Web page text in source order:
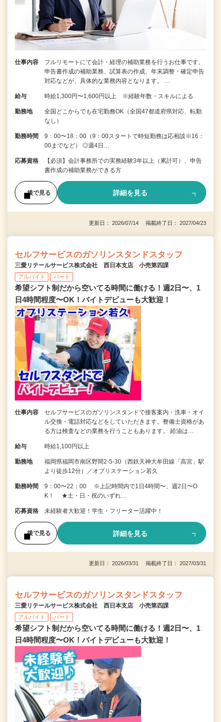
仕事内容
フルリモートにて会計・経理の補助業務を行うお仕事です。
申告書作成の補助業務、試算表の作成、年末調整・確定申告
対応などが、具体的な業務内容となります。 …
給与 時給1,300円〜1,600円以上 ※経験年数・スキルによる
勤務地
全国どこからでも在宅勤務OK（全国47都道府県対応、転勤
なし）
勤務時間
9：00〜18：00（9：00スタートで時短勤務は応相談※16：
00までなど） ◎週4日…
応募資格
【必須】会計事務所での実務経験3年以上（累計可）、申告
書作成の補助業務ができる方
後で見る 詳細を見る
更新日： 2026/07/14 掲載終了日： 2027/04/23
セルフサービスのガソリンスタンドスタッフ
三愛リテールサービス株式会社 西日本支店 小売第四課
アルバイト パート
希望シフト制だから空いてる時間に働ける！週2日〜、1
日4時間程度〜OK！バイトデビューも大歓迎！
仕事内容
セルフサービスのガソリンスタンドで接客案内・洗車・オイ
ル交換・電話対応などをしていただきます。整備士資格があ
る方は検査などの業務を行うこともあります。 給油は…
給与 時給1,100円以上
勤務地
福岡県福岡市南区野間2-5-30（西鉄天神大牟田線「高宮」駅
より徒歩12分）／オブリステーション若久
勤務時間
9：00〜22：00 ※上記時間内で1日4時間〜、週2日〜O
K！ ★土・日・祝のいずれ…
応募資格 未経験者大歓迎！学生・フリーター活躍中！
後で見る 詳細を見る
更新日： 2026/03/31 掲載終了日： 2027/03/31
セルフサービスのガソリンスタンドスタッフ
三愛リテールサービス株式会社 西日本支店 小売第四課
アルバイト パート
希望シフト制だから空いてる時間に働ける！週2日〜、1
日4時間程度〜OK！バイトデビューも大歓迎！